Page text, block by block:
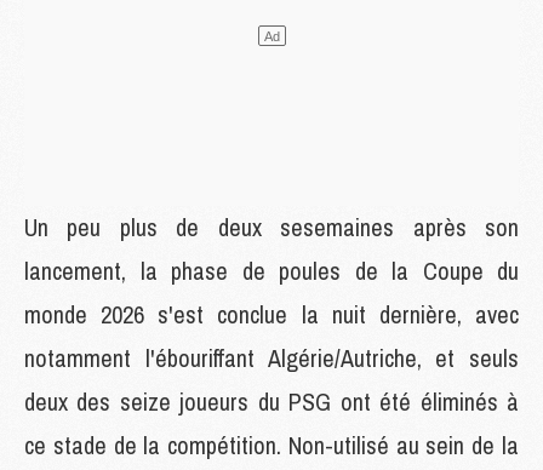
Un peu plus de deux sesemaines après son
lancement, la phase de poules de la Coupe du
monde 2026 s'est conclue la nuit dernière, avec
notamment l'ébouriffant Algérie/Autriche, et seuls
deux des seize joueurs du PSG ont été éliminés à
ce stade de la compétition. Non-utilisé au sein de la